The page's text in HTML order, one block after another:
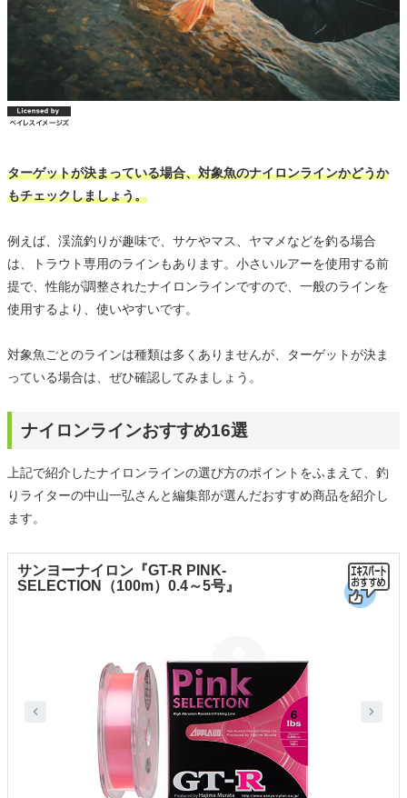
ターゲットが決まっている場合、対象魚のナイロンラインかどうか
もチェックしましょう。
例えば、渓流釣りが趣味で、サケやマス、ヤマメなどを釣る場合
は、トラウト専用のラインもあります。小さいルアーを使用する前
提で、性能が調整されたナイロンラインですので、一般のラインを
使用するより、使いやすいです。
対象魚ごとのラインは種類は多くありませんが、ターゲットが決ま
っている場合は、ぜひ確認してみましょう。
ナイロンラインおすすめ16選
上記で紹介したナイロンラインの選び方のポイントをふまえて、釣
りライターの中山一弘さんと編集部が選んだおすすめ商品を紹介し
ます。
サンヨーナイロン『GT-R PINK-
SELECTION（100m）0.4～5号』